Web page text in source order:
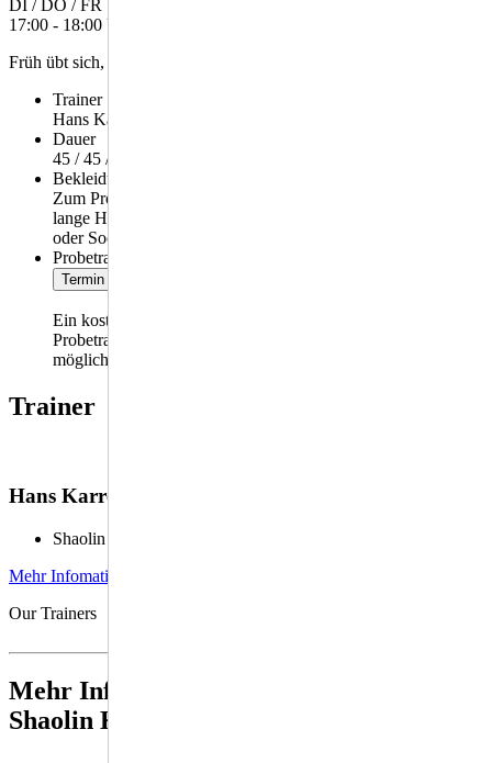
DI / DO / FR
17:00 - 18:00 Uhr
Früh übt sich, wer ein Meister werden will!
Trainer
Hans Karrer
Dauer
45 / 45 / 60 min
Bekleidung / Ausrüstung
Zum Probetraining:
lange Hose, T-Shirt, barfuß
oder Socken.
Probetraining
Termin vereinbaren
Ein kostenloses 14-tägiges
Probetraining ist immer
möglich.
Trainer
Hans Karrer
Shaolin Kung Fu Meister
Mehr Infomationen
Our Trainers
Mehr Informationen zu
Shaolin Kung Fu